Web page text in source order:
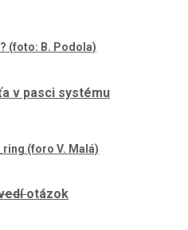
v pasci systému
otázok